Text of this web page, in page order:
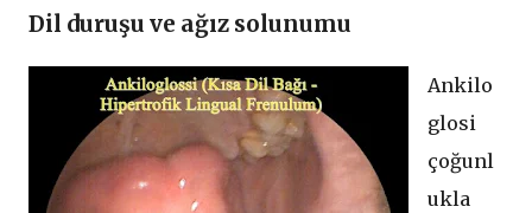
Dil duruşu ve ağız solunumu
Ankilo
glosi
çoğunl
ukla